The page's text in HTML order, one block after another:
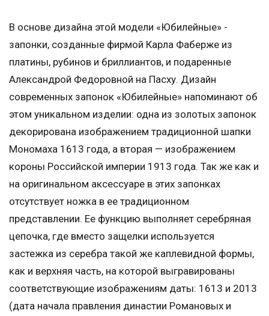
В основе дизайна этой модели «Юбилейные» -
запонки, созданные фирмой Карла Фаберже из
платины, рубинов и бриллиантов, и подаренные
Александрой Федоровной на Пасху. Дизайн
современных запонок «Юбилейные» напоминают об
этом уникальном изделии: одна из золотых запонок
декорирована изображением традиционной шапки
Мономаха 1613 года, а вторая — изображением
короны Российской империи 1913 года. Так же как и
на оригинальном аксессуаре в этих запонках
отсутствует ножка в ее традиционном
представлении. Ее функцию выполняет серебряная
цепочка, где вместо защелки используется
застежка из серебра такой же каплевидной формы,
как и верхняя часть, на которой выгравированы
соответствующие изображениям даты: 1613 и 2013
(дата начала правления династии Романовых и